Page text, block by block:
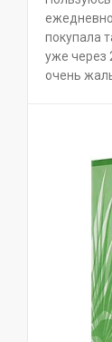
покупала
уже через
очень